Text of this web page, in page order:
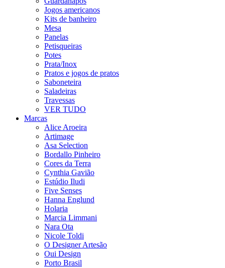
Jogos americanos
Kits de banheiro
Mesa
Panelas
Petisqueiras
Potes
Prata/Inox
Pratos e jogos de pratos
Saboneteira
Saladeiras
Travessas
VER TUDO
Marcas
Alice Aroeira
Artimage
Asa Selection
Bordallo Pinheiro
Cores da Terra
Cynthia Gavião
Estúdio Iludi
Five Senses
Hanna Englund
Holaria
Marcia Limmani
Nara Ota
Nicole Toldi
O Designer Artesão
Oui Design
Porto Brasil